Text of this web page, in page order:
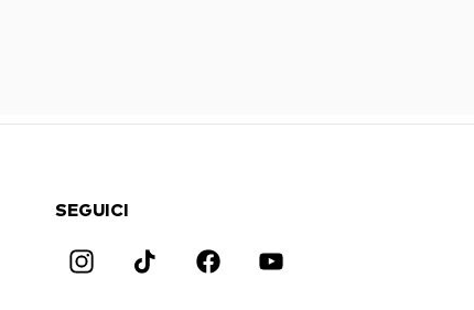
SEGUICI